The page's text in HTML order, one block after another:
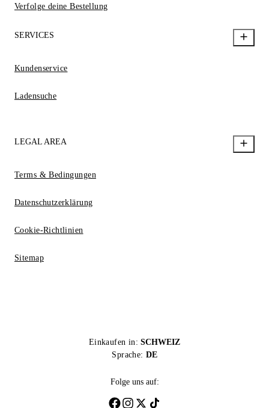
Verfolge deine Bestellung
SERVICES
Kundenservice
Ladensuche
LEGAL AREA
Terms & Bedingungen
Datenschutzerklärung
Cookie-Richtlinien
Sitemap
Einkaufen in: SCHWEIZ
Sprache: DE
Folge uns auf: